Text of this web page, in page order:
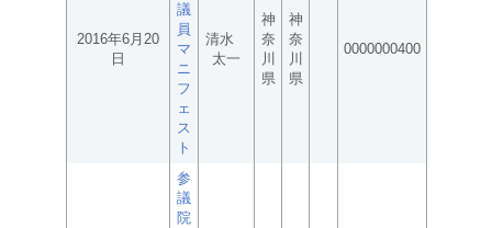
2016年6月20
日
議
員
マ
ニ
フ
ェ
ス
ト
清水
太一
神
奈
川
県
神
奈
川
県
0000000400
参
議
院